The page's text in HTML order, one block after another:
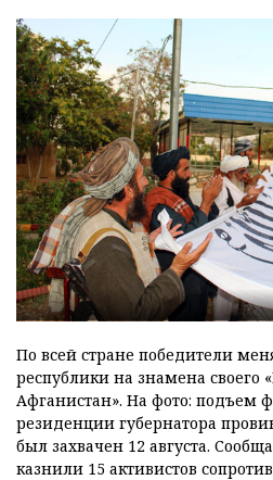
По всей стране победители
республики на знамена своего
Афганистан». На фото: подъем
резиденции губернатора
был захвачен 12 августа.
казнили 15 активистов